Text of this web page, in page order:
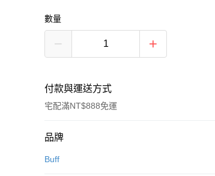
數量
付款與運送方式
宅配滿NT$888免運
付款方式
信用卡一次付款
品牌
Buff